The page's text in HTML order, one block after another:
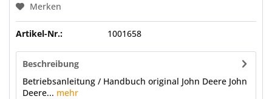
Merken
Artikel-Nr.: 1001658
Beschreibung
Betriebsanleitung / Handbuch original John Deere John
Deere... mehr